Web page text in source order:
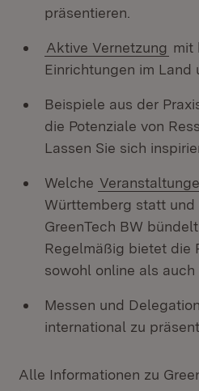
präsentieren.
Aktive Vernetzung mit
Einrichtungen im Land
Beispiele aus der
die Potenziale von
Lassen Sie sich
Welche
Württemberg statt
GreenTech BW
Regelmäßig bietet die
sowohl online als
Messen und
international zu
Alle Informationen zu